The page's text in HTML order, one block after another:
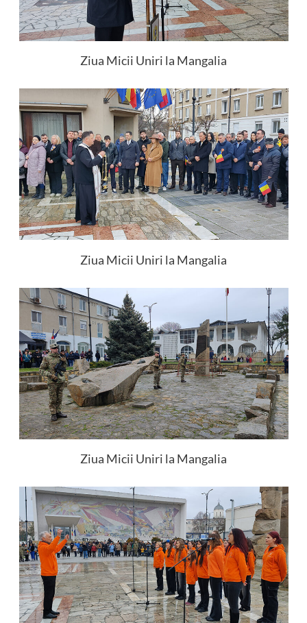
Ziua Micii Uniri la Mangalia
Ziua Micii Uniri la Mangalia
Ziua Micii Uniri la Mangalia